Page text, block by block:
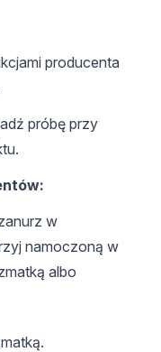
producenta
próbę przy
w
namoczoną w
albo